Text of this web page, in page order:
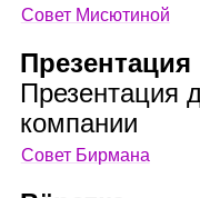
Совет Мисютиной
Презентация
Презентация
компании
Совет Бирмана